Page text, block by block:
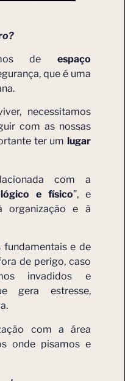
de espaço
que é uma
necessitamos
com as nossas
ter um lugar
com a
e físico”, e
organização e à
fundamentais e de
de perigo, caso
invadidos e
gera estresse,
com a área
onde pisamos e